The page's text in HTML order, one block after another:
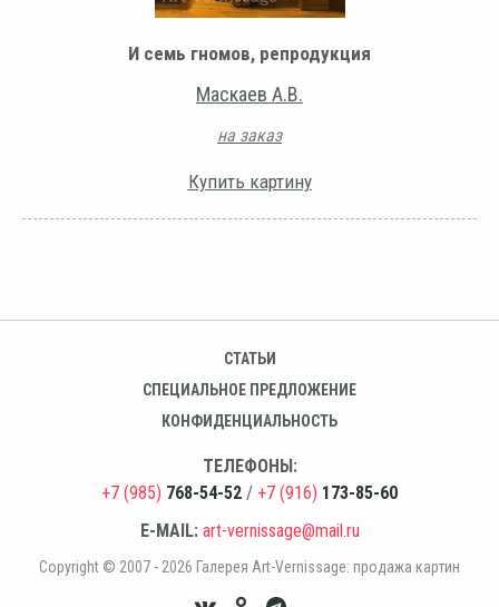
И семь гномов, репродукция
Маскаев А.В.
на заказ
Купить картину
СТАТЬИ
СПЕЦИАЛЬНОЕ ПРЕДЛОЖЕНИЕ
КОНФИДЕНЦИАЛЬНОСТЬ
ТЕЛЕФОНЫ:
+7 (985) 768-54-52 / +7 (916) 173-85-60
E-MAIL: art-vernissage@mail.ru
Copyright © 2007 - 2026 Галерея Art-Vernissage: продажа картин